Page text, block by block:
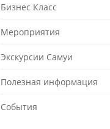
Бизнес Класс
Мероприятия
Экскурсии Самуи
Полезная информация
События